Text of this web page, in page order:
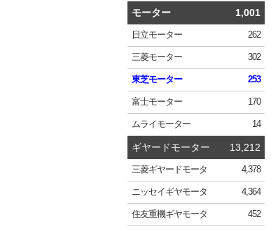
モーター 1,001
日立モーター 262
三菱モーター 302
東芝モーター 253
富士モーター 170
ムライモーター 14
ギヤードモーター 13,212
三菱ギヤードモータ 4,378
ニッセイギヤモータ 4,364
住友重機ギヤモータ 452